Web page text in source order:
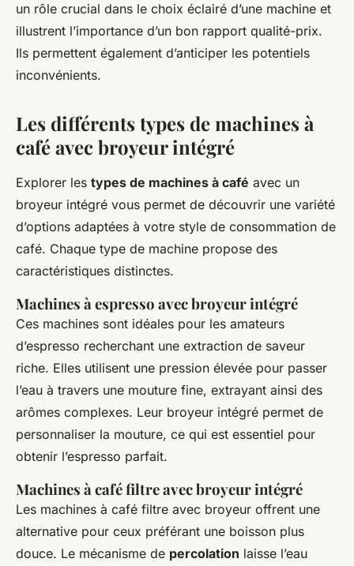
un rôle crucial dans le choix éclairé d’une machine et
illustrent l’importance d’un bon rapport qualité-prix.
Ils permettent également d’anticiper les potentiels
inconvénients.
Les différents types de machines à
café avec broyeur intégré
Explorer les types de machines à café avec un
broyeur intégré vous permet de découvrir une variété
d’options adaptées à votre style de consommation de
café. Chaque type de machine propose des
caractéristiques distinctes.
Machines à espresso avec broyeur intégré
Ces machines sont idéales pour les amateurs
d’espresso recherchant une extraction de saveur
riche. Elles utilisent une pression élevée pour passer
l’eau à travers une mouture fine, extrayant ainsi des
arômes complexes. Leur broyeur intégré permet de
personnaliser la mouture, ce qui est essentiel pour
obtenir l’espresso parfait.
Machines à café filtre avec broyeur intégré
Les machines à café filtre avec broyeur offrent une
alternative pour ceux préférant une boisson plus
douce. Le mécanisme de percolation laisse l’eau